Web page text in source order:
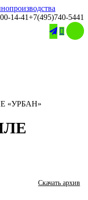
14-41+7(495)740-5441

«УРБАН»
Скачать архив